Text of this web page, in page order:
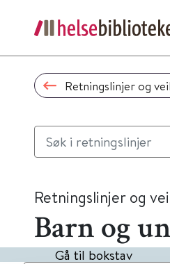
Retningslinjer og
Retningslinjer og
Barn og
Gå til bokstav